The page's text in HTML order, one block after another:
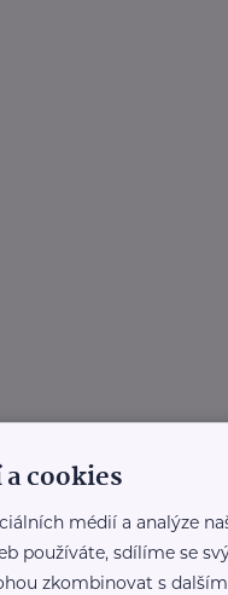
cookies
médií a analýze
používáte, sdílíme se
zkombinovat s